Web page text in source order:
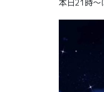
本日21時〜